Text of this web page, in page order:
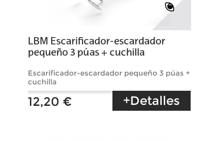
LBM Escarificador-escardador
pequeño 3 púas + cuchilla
Escarificador-escardador pequeño 3 púas +
cuchilla
12,20 € +Detalles